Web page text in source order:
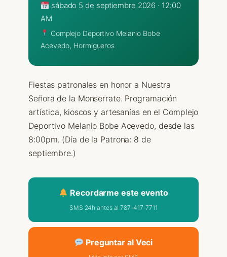
sábado 5 de septiembre 2026 · 12:00
AM
Complejo Deportivo Melanio Bobe
Acevedo, Hormigueros
Fiestas patronales en honor a Nuestra
Señora de la Monserrate. Programación
artística, kioscos y artesanías en el Complejo
Deportivo Melanio Bobe Acevedo, desde las
8:00pm. (Día de la Patrona: 8 de
septiembre.)
Recordarme este evento
SMS 24h antes al 787-417-7711
Preguntar al Veci